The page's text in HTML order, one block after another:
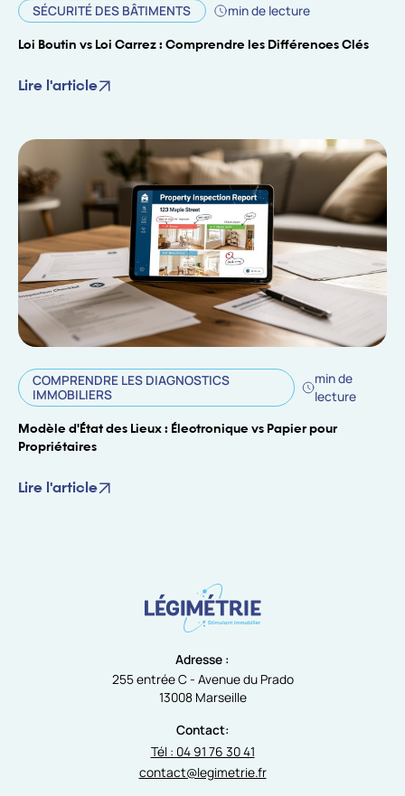
SÉCURITÉ DES BÂTIMENTS min de lecture
Loi Boutin vs Loi Carrez : Comprendre les Différences Clés
Lire l'article
COMPRENDRE LES DIAGNOSTICS
IMMOBILIERS
min de
lecture
Modèle d'État des Lieux : Électronique vs Papier pour
Propriétaires
Lire l'article
Adresse :
255 entrée C - Avenue du Prado
13008 Marseille
Contact:
Tél : 04 91 76 30 41
contact@legimetrie.fr